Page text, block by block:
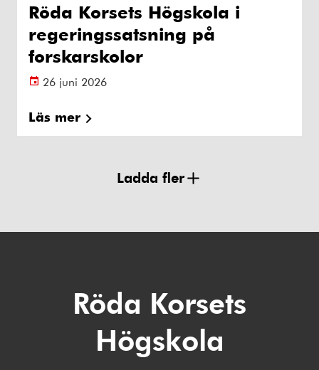
Röda Korsets Högskola i
regeringssatsning på
forskarskolor
26 juni 2026
Läs mer
Ladda fler
Röda Korsets
Högskola